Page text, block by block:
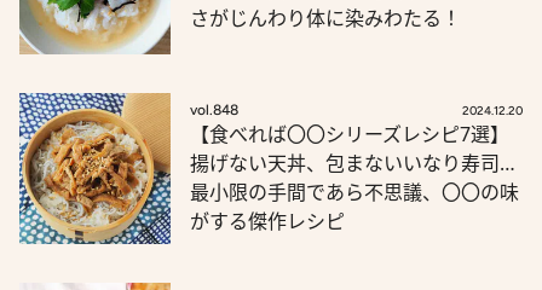
さがじんわり体に染みわたる！
vol.848 2024.12.20
【食べれば〇〇シリーズレシピ7選】
揚げない天丼、包まないいなり寿司…
最小限の手間であら不思議、〇〇の味
がする傑作レシピ